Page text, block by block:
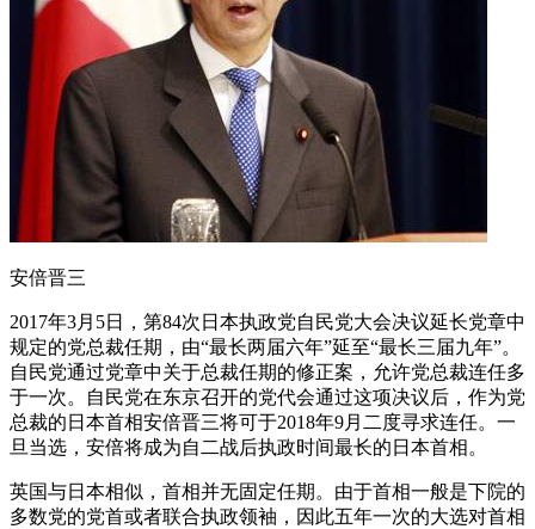
安倍晋三
2017年3月5日，第84次日本执政党自民党大会决议延长党章中
规定的党总裁任期，由“最长两届六年”延至“最长三届九年”。
自民党通过党章中关于总裁任期的修正案，允许党总裁连任多
于一次。自民党在东京召开的党代会通过这项决议后，作为党
总裁的日本首相安倍晋三将可于2018年9月二度寻求连任。一
旦当选，安倍将成为自二战后执政时间最长的日本首相。
英国与日本相似，首相并无固定任期。由于首相一般是下院的
多数党的党首或者联合执政领袖，因此五年一次的大选对首相